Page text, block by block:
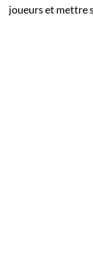
joueurs et mettre